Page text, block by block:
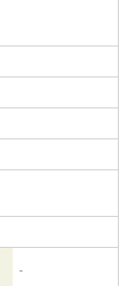
-